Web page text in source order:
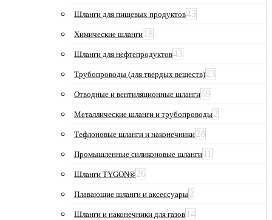
Шланги для пищевых продуктов43
Химические шланги 18
Шланги для нефтепродуктов43
Трубопроводы (для твердых веществ)23
Отводные и вентиляционные шланги69
Металлические шланги и трубопроводы2
Тефлоновые шланги и наконечники28
Промышленные силиконовые шланги 11
Шланги TYGON®26
Плавающие шланги и аксессуары2
Шланги и наконечники для газов 14